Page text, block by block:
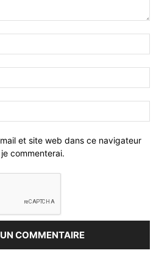
et site web dans ce navigateur
commenterai.